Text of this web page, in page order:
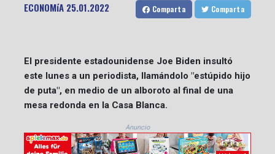
ECONOMíA 25.01.2022 Comparta Comparta
El presidente estadounidense Joe Biden insultó
este lunes a un periodista, llamándolo "estúpido hijo
de puta", en medio de un alboroto al final de una
mesa redonda en la Casa Blanca.
Anuncio